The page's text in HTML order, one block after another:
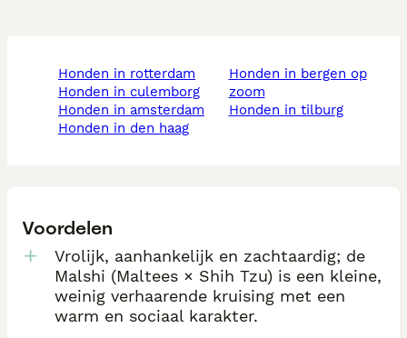
honden in rotterdam
honden in culemborg
honden in amsterdam
honden in den haag
honden in bergen op
zoom
honden in tilburg
Voordelen
Vrolijk, aanhankelijk en zachtaardig; de
Malshi (Maltees × Shih Tzu) is een kleine,
weinig verhaarende kruising met een
warm en sociaal karakter.